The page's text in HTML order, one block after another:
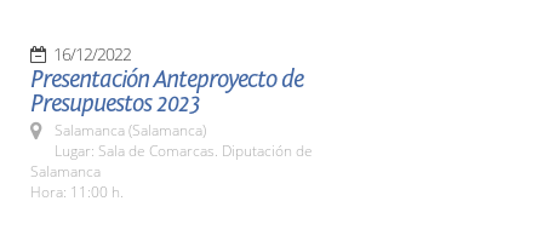
16/12/2022
Presentación Anteproyecto de
Presupuestos 2023
Salamanca (Salamanca)
Lugar: Sala de Comarcas. Diputación de
Salamanca
Hora: 11:00 h.